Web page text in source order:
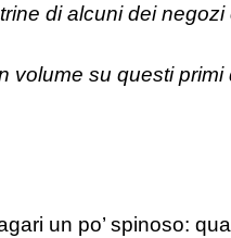
di alcuni dei
su questi primi
un po’ spinoso: